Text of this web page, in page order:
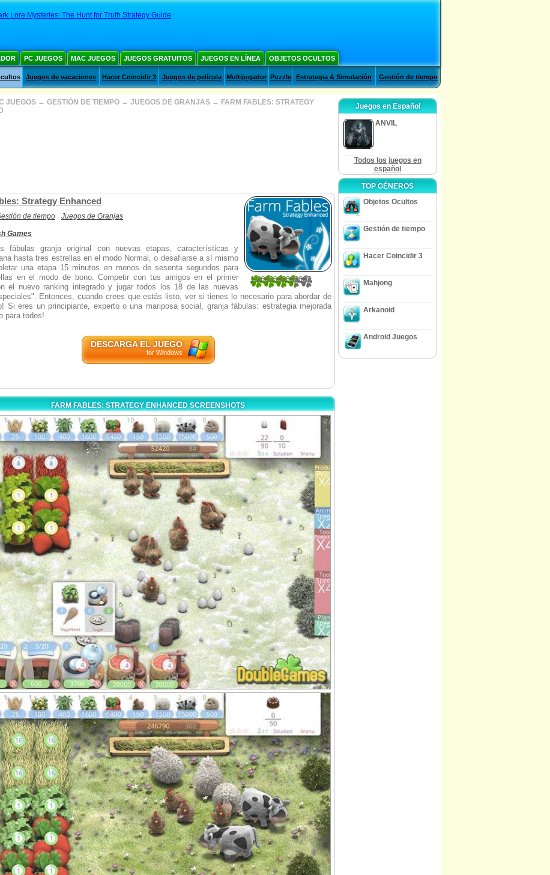
Lore Mysteries: The Hunt for Truth Strategy Guide
PC JUEGOS MAC JUEGOS JUEGOS GRATUITOS JUEGOS EN LÍNEA OBJETOS OCULTOS
Juegos de vacaciones Hacer Coincidir 3 Juegos de película Multijugador Puzzle Estrategia & Simulación Gestión de tiempo
JUEGOS → GESTIÓN DE TIEMPO → JUEGOS DE GRANJAS → FARM FABLES: STRATEGY
1.6666666666667
Strategy Enhanced
de tiempo Juegos de Granjas
Games
fábulas granja original con nuevas etapas, características y
hasta tres estrellas en el modo Normal, o desafiarse a sí mismo
una etapa 15 minutos en menos de sesenta segundos para
en el modo de bono. Competir con tus amigos en el primer
el nuevo ranking integrado y jugar todos los 18 de las nuevas
Entonces, cuando crees que estás listo, ver si tienes lo necesario para abordar de
Si eres un principiante, experto o una mariposa social, granja fábulas: estrategia mejorada
para todos!
DESCARGA EL JUEGO
for Windows
FARM FABLES: STRATEGY ENHANCED SCREENSHOTS
Juegos en Español
ANVIL
Todos los juegos en
español
TOP GÉNEROS
Objetos Ocultos
Gestión de tiempo
Hacer Coincidir 3
Mahjong
Arkanoid
Android Juegos